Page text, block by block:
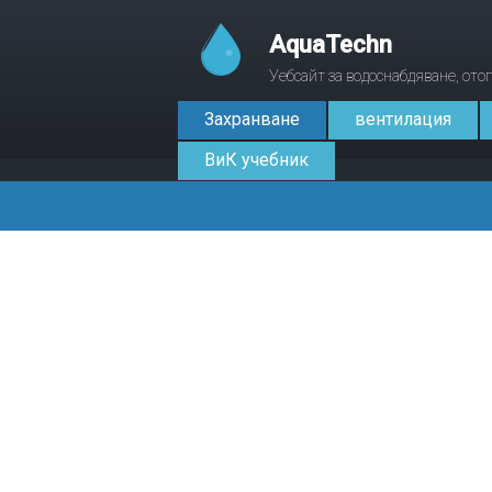
AquaTechn
Уебсайт за водоснабдяване,
Захранване
вентилация
ВиК учебник